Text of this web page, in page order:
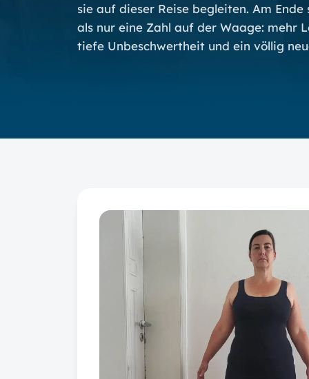
sie auf dieser Reise begleiten. Am
als nur eine Zahl auf der Waage: mehr
tiefe Unbeschwertheit und ein völlig